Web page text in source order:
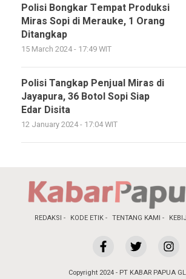
Polisi Bongkar Tempat Produksi
Miras Sopi di Merauke, 1 Orang
Ditangkap
15 March 2024 - 17:49 WIT
Polisi Tangkap Penjual Miras di
Jayapura, 36 Botol Sopi Siap
Edar Disita
12 January 2024 - 17:04 WIT
REDAKSI KODE ETIK TENTANG KAMI
Copyright 2024 - PT KABAR PAPUA